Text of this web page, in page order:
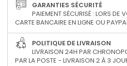
GARANTIES SÉCURITÉ
PAIEMENT SÉCURISÉ : LORS DE
CARTE BANCAIRE EN LIGNE OU
POLITIQUE DE LIVRAISON
LIVRAISON 24H PAR
PAR LA POSTE - LIVRAISON 2 À 3